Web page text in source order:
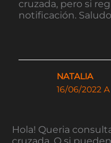
cruzada, pero si
notificación.
NATALIA
16/06/2022
Hola! Queria
cruzada. O si